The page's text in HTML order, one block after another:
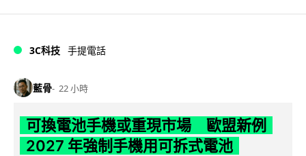
3C科技 手提電話
藍骨 22 小時
可換電池手機或重現市場 歐盟新例
2027 年強制手機用可拆式電池